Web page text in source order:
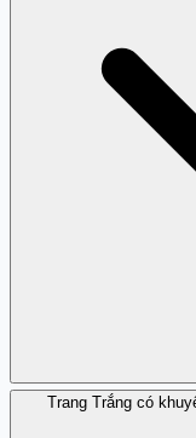
Không nên cung
Trang Trắng có